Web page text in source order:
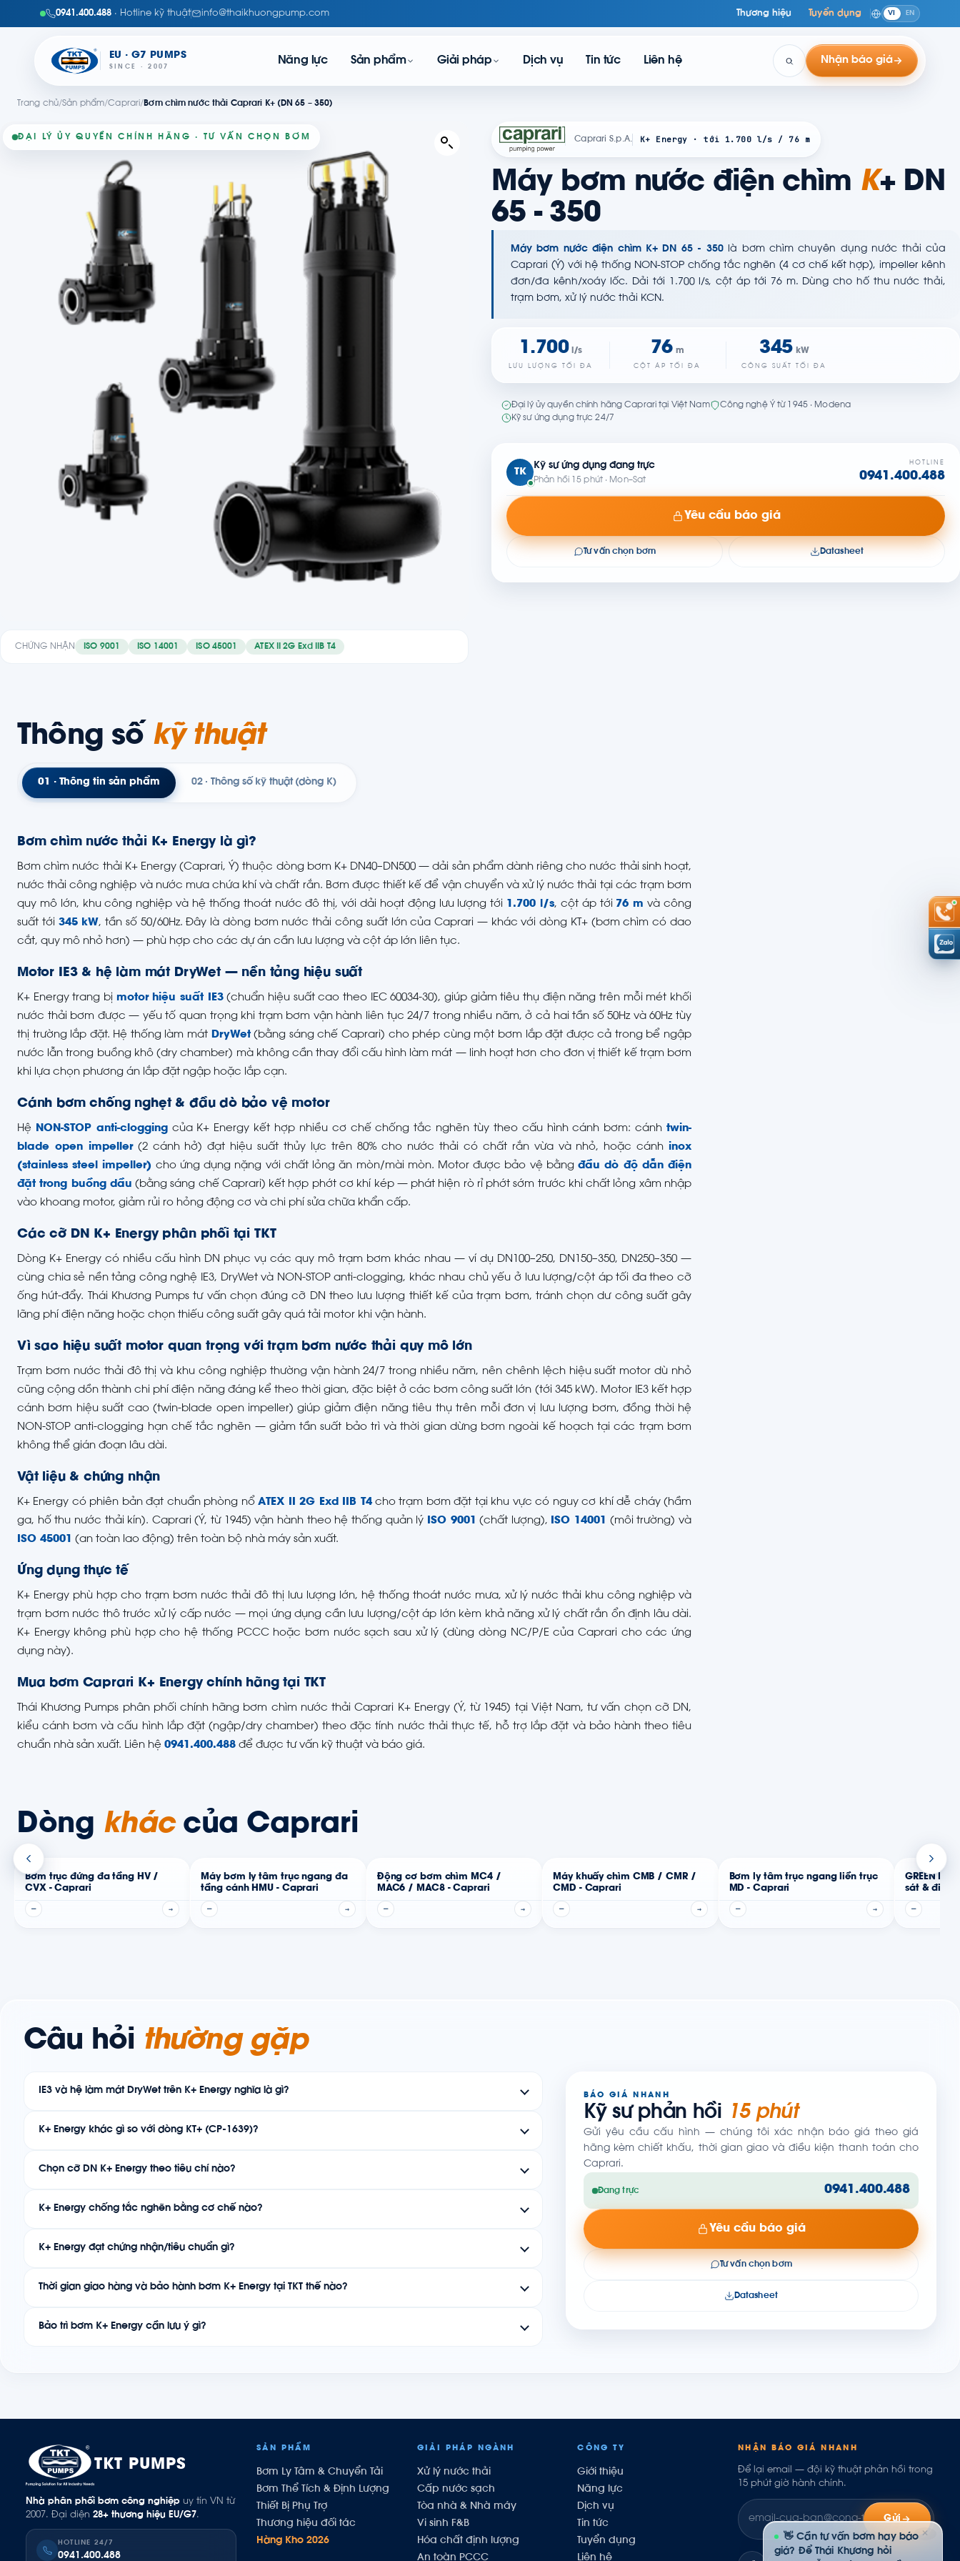
0941.400.488 · Hotline kỹ thuật info@thaikhuongpump.com Thương hiệu Tuyển dụng VI EN
EU · G7 PUMPS
SINCE · 2007
Năng lực Sản phẩm Giải pháp Dịch vụ Tin tức Liên hệ Nhận báo giá
Trang chủ/Sản phẩm/Caprari/Bơm chìm nước thải Caprari K+ (DN 65 – 350)
ĐẠI LÝ ỦY QUYỀN CHÍNH HÃNG · TƯ VẤN CHỌN BƠM
CHỨNG NHẬN ISO 9001 ISO 14001 ISO 45001 ATEX II 2G Exd IIB T4
Caprari S.p.A. K+ Energy · tới 1.700 l/s / 76 m
Máy bơm nước điện chìm K+ DN
65 - 350
Máy bơm nước điện chìm K+ DN 65 - 350là bơm chìm chuyên dụng nước thải của
Caprari (Ý) với hệ thống NON-STOP chống tắc nghẽn (4 cơ chế kết hợp), impeller kênh
đơn/đa kênh/xoáy lốc. Dải tới 1.700 l/s, cột áp tới 76 m. Dùng cho hố thu nước thải,
trạm bơm, xử lý nước thải KCN.
1.700 l/s
LƯU LƯỢNG TỐI ĐA
76 m
CỘT ÁP TỐI ĐA
345 kW
CÔNG SUẤT TỐI ĐA
Đại lý ủy quyền chính hãng Caprari tại Việt Nam
Công nghệ Ý từ 1945 · Modena
Kỹ sư ứng dụng trực 24/7
TK
Kỹ sư ứng dụng đang trực
Phản hồi 15 phút · Mon–Sat
HOTLINE
0941.400.488
Yêu cầu báo giá
Tư vấn chọn bơm Datasheet
Thông số kỹ thuật
01 · Thông tin sản phẩm 02 · Thông số kỹ thuật (dòng K)
Bơm chìm nước thải K+ Energy là gì?
Bơm chìm nước thải K+ Energy (Caprari, Ý) thuộc dòng bơm K+ DN40–DN500 — dải sản phẩm dành riêng cho nước thải sinh hoạt,
nước thải công nghiệp và nước mưa chứa khí và chất rắn. Bơm được thiết kế để vận chuyển và xử lý nước thải tại các trạm bơm
quy mô lớn, khu công nghiệp và hệ thống thoát nước đô thị, với dải hoạt động lưu lượng tới 1.700 l/s, cột áp tới 76 m và công
suất tới 345 kW, tần số 50/60Hz. Đây là dòng bơm nước thải công suất lớn của Caprari — khác với dòng KT+ (bơm chìm có dao
cắt, quy mô nhỏ hơn) — phù hợp cho các dự án cần lưu lượng và cột áp lớn liên tục.
Motor IE3 & hệ làm mát DryWet — nền tảng hiệu suất
K+ Energy trang bị motor hiệu suất IE3(chuẩn hiệu suất cao theo IEC 60034-30), giúp giảm tiêu thụ điện năng trên mỗi mét khối
nước thải bơm được — yếu tố quan trọng khi trạm bơm vận hành liên tục 24/7 trong nhiều năm, ở cả hai tần số 50Hz và 60Hz tùy
thị trường lắp đặt. Hệ thống làm mát DryWet(bằng sáng chế Caprari) cho phép cùng một bơm lắp đặt được cả trong bể ngập
nước lẫn trong buồng khô (dry chamber) mà không cần thay đổi cấu hình làm mát — linh hoạt hơn cho đơn vị thiết kế trạm bơm
khi lựa chọn phương án lắp đặt ngập hoặc lắp cạn.
Cánh bơm chống nghẹt & đầu dò bảo vệ motor
Hệ NON-STOP anti-cloggingcủa K+ Energy kết hợp nhiều cơ chế chống tắc nghẽn tùy theo cấu hình cánh bơm: cánhtwin-
blade open impeller(2 cánh hở) đạt hiệu suất thủy lực trên 80% cho nước thải có chất rắn vừa và nhỏ, hoặc cánh inox
(stainless steel impeller) cho ứng dụng nặng với chất lỏng ăn mòn/mài mòn. Motor được bảo vệ bằngđầu dò độ dẫn điện
đặt trong buồng dầu (bằng sáng chế Caprari) kết hợp phớt cơ khí kép — phát hiện rò rỉ phớt sớm trước khi chất lỏng xâm nhập
vào khoang motor, giảm rủi ro hỏng động cơ và chi phí sửa chữa khẩn cấp.
Các cỡ DN K+ Energy phân phối tại TKT
Dòng K+ Energy có nhiều cấu hình DN phục vụ các quy mô trạm bơm khác nhau — ví dụ DN100–250, DN150–350, DN250–350 —
cùng chia sẻ nền tảng công nghệ IE3, DryWet và NON-STOP anti-clogging, khác nhau chủ yếu ở lưu lượng/cột áp tối đa theo cỡ
ống hút-đẩy. Thái Khương Pumps tư vấn chọn đúng cỡ DN theo lưu lượng thiết kế của trạm bơm, tránh chọn dư công suất gây
lãng phí điện năng hoặc chọn thiếu công suất gây quá tải motor khi vận hành.
Vì sao hiệu suất motor quan trọng với trạm bơm nước thải quy mô lớn
Trạm bơm nước thải đô thị và khu công nghiệp thường vận hành 24/7 trong nhiều năm, nên chênh lệch hiệu suất motor dù nhỏ
cũng cộng dồn thành chi phí điện năng đáng kể theo thời gian, đặc biệt ở các bơm công suất lớn (tới 345 kW). Motor IE3 kết hợp
cánh bơm hiệu suất cao (twin-blade open impeller) giúp giảm điện năng tiêu thụ trên mỗi đơn vị lưu lượng bơm, đồng thời hệ
NON-STOP anti-clogging hạn chế tắc nghẽn — giảm tần suất bảo trì và thời gian dừng bơm ngoài kế hoạch tại các trạm bơm
không thể gián đoạn lâu dài.
Vật liệu & chứng nhận
K+ Energy có phiên bản đạt chuẩn phòng nổATEX II 2G Exd IIB T4cho trạm bơm đặt tại khu vực có nguy cơ khí dễ cháy (hầm
ga, hố thu nước thải kín). Caprari (Ý, từ 1945) vận hành theo hệ thống quản lý ISO 9001 (chất lượng), ISO 14001 (môi trường) và
ISO 45001 (an toàn lao động) trên toàn bộ nhà máy sản xuất.
Ứng dụng thực tế
K+ Energy phù hợp cho trạm bơm nước thải đô thị lưu lượng lớn, hệ thống thoát nước mưa, xử lý nước thải khu công nghiệp và
trạm bơm nước thô trước xử lý cấp nước — mọi ứng dụng cần lưu lượng/cột áp lớn kèm khả năng xử lý chất rắn ổn định lâu dài.
K+ Energy không phù hợp cho hệ thống PCCC hoặc bơm nước sạch sau xử lý (dùng dòng NC/P/E của Caprari cho các ứng
dụng này).
Mua bơm Caprari K+ Energy chính hãng tại TKT
Thái Khương Pumps phân phối chính hãng bơm chìm nước thải Caprari K+ Energy (Ý, từ 1945) tại Việt Nam, tư vấn chọn cỡ DN,
kiểu cánh bơm và cấu hình lắp đặt (ngập/dry chamber) theo đặc tính nước thải thực tế, hỗ trợ lắp đặt và bảo hành theo tiêu
chuẩn nhà sản xuất. Liên hệ 0941.400.488 để được tư vấn kỹ thuật và báo giá.
Dòng kháccủa Caprari
Bơm trục đứng đa tầng HV /
CVX - Caprari
— →
Máy bơm ly tâm trục ngang đa
tầng cánh HMU - Caprari
— →
Động cơ bơm chìm MC4 /
MAC6 / MAC8 - Caprari
— →
Máy khuấy chìm CMB / CMR /
CMD - Caprari
— →
Bơm ly tâm trục ngang liền trục
MD - Caprari
— →
GREEN
sát & điều
Caprari
—
Câu hỏi thường gặp
IE3 và hệ làm mát DryWet trên K+ Energy nghĩa là gì?
K+ Energy khác gì so với dòng KT+ (CP-1639)?
Chọn cỡ DN K+ Energy theo tiêu chí nào?
K+ Energy chống tắc nghẽn bằng cơ chế nào?
K+ Energy đạt chứng nhận/tiêu chuẩn gì?
Thời gian giao hàng và bảo hành bơm K+ Energy tại TKT thế nào?
Bảo trì bơm K+ Energy cần lưu ý gì?
BÁO GIÁ NHANH
Kỹ sư phản hồi 15 phút
Gửi yêu cầu cấu hình — chúng tôi xác nhận báo giá theo giá
hãng kèm chiết khấu, thời gian giao và điều kiện thanh toán cho
Caprari.
Đang trực 0941.400.488
Yêu cầu báo giá
Tư vấn chọn bơm
Datasheet
TKT PUMPS
Nhà phân phối bơm công nghiệp uy tín VN từ
2007. Đại diện 28+ thương hiệu EU/G7.
HOTLINE 24/7
0941.400.488
SẢN PHẨM
Bơm Ly Tâm & Chuyển Tải
Bơm Thể Tích & Định Lượng
Thiết Bị Phụ Trợ
Thương hiệu đối tác
Hàng Kho 2026
GIẢI PHÁP NGÀNH
Xử lý nước thải
Cấp nước sạch
Tòa nhà & Nhà máy
Vi sinh F&B
Hóa chất định lượng
An toàn PCCC
CÔNG TY
Giới thiệu
Năng lực
Dịch vụ
Tin tức
Tuyển dụng
Liên hệ
NHẬN BÁO GIÁ NHANH
Để lại email — đội kỹ thuật phản hồi trong
15 phút giờ hành chính.
Gửi
✕
👋 Cần tư vấn bơm hay báo
giá? Để Thái Khương hỏi